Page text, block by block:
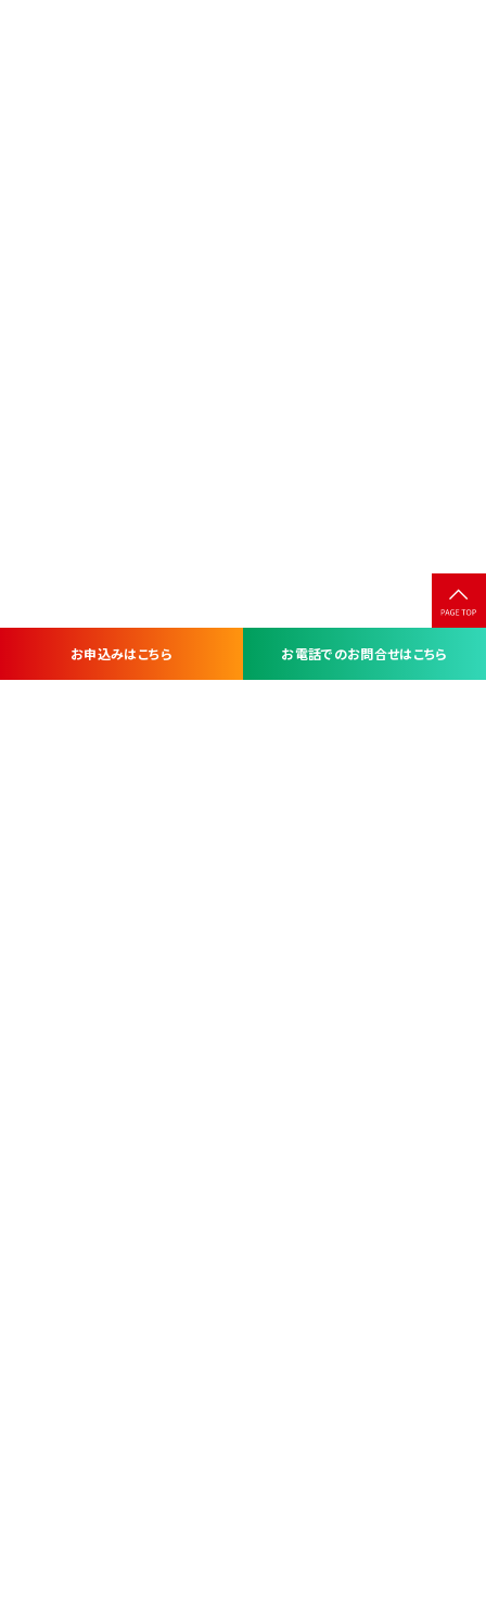
お申込みはこちら お電話でのお問合せはこちら